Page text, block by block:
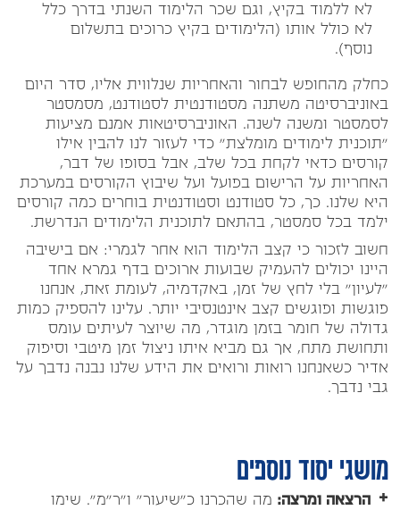
לא ללמוד בקיץ, וגם שכר הלימוד השנתי בדרך כלל
לא כולל אותו (הלימודים בקיץ כרוכים בתשלום
נוסף).
כחלק מהחופש לבחור והאחריות שנלווית אליו, סדר היום
באוניברסיטה משתנה מסטודנטית לסטודנט, מסמסטר
לסמסטר ומשנה לשנה. האוניברסיטאות אמנם מציעות
"תוכנית לימודים מומלצת" כדי לעזור לנו להבין אילו
קורסים כדאי לקחת בכל שלב, אבל בסופו של דבר,
האחריות על הרישום בפועל ועל שיבוץ הקורסים במערכת
היא שלנו. כך, כל סטודנט וסטודנטית בוחרים כמה קורסים
ילמד בכל סמסטר, בהתאם לתוכנית הלימודים הנדרשת.
חשוב לזכור כי קצב הלימוד הוא אחר לגמרי: אם בישיבה
היינו יכולים להעמיק שבועות ארוכים בדף גמרא אחד
"לעיון" בלי לחץ של זמן, באקדמיה, לעומת זאת, אנחנו
פוגשות ופוגשים קצב אינטנסיבי יותר. עלינו להספיק כמות
גדולה של חומר בזמן מוגדר, מה שיוצר לעיתים עומס
ותחושת מתח, אך גם מביא איתו ניצול זמן מיטבי וסיפוק
אדיר כשאנחנו רואות ורואים את הידע שלנו נבנה נדבך על
גבי נדבך.
מושגי יסוד נוספים
הרצאה ומרצה: מה שהכרנו כ"שיעור" ו"ר"מ". שימו